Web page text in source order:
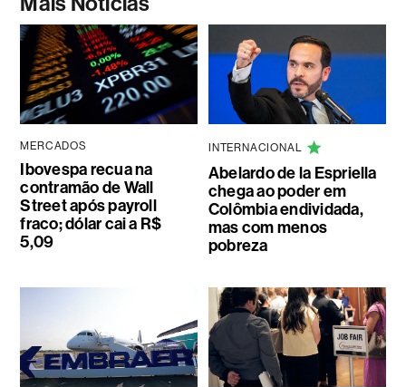
MERCADOS
Ibovespa recua na
contramão de Wall
Street após payroll
fraco; dólar cai a R$
5,09
INTERNACIONAL
Abelardo de la Espriella
chega ao poder em
Colômbia endividada,
mas com menos
pobreza